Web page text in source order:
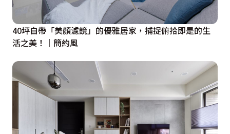
40坪自帶「美顏濾鏡」的優雅居家，捕捉俯拾即是的生
活之美！│簡約風